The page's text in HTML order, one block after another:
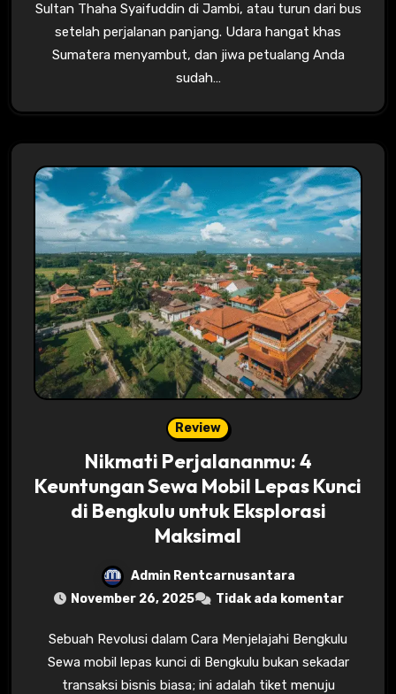
Sultan Thaha Syaifuddin di Jambi, atau turun dari bus
setelah perjalanan panjang. Udara hangat khas
Sumatera menyambut, dan jiwa petualang Anda
sudah…
Review
Nikmati Perjalananmu: 4
Keuntungan Sewa Mobil Lepas Kunci
di Bengkulu untuk Eksplorasi
Maksimal
Admin Rentcarnusantara
November 26, 2025
Tidak ada komentar
Sebuah Revolusi dalam Cara Menjelajahi Bengkulu
Sewa mobil lepas kunci di Bengkulu bukan sekadar
transaksi bisnis biasa; ini adalah tiket menuju